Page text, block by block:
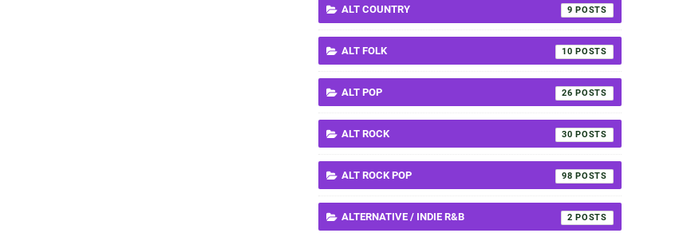
ALT COUNTRY 9
ALT FOLK 10
ALT POP 26
ALT ROCK 30
ALT ROCK POP 98
ALTERNATIVE / INDIE R&B 2